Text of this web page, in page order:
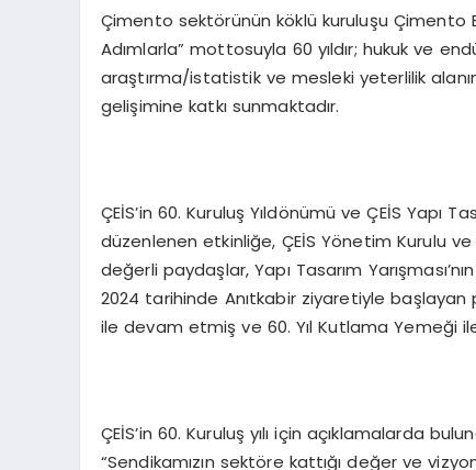
Çimento sektörünün köklü kuruluşu Çimento
Adımlarla” mottosuyla 60 yıldır; hukuk ve
araştırma/istatistik ve mesleki yeterlilik
gelişimine katkı sunmaktadır.
ÇEİS’in 60. Kuruluş Yıldönümü ve ÇEİS Yapı
düzenlenen etkinliğe, ÇEİS Yönetim Kurulu
değerli paydaşlar, Yapı Tasarım
2024 tarihinde Anıtkabir ziyaretiyle başlayan
ile devam etmiş ve 60. Yıl Kutlama Yemeği
ÇEİS’in 60. Kuruluş yılı için açıklamalarda
“Sendikamızın sektöre kattığı değer ve